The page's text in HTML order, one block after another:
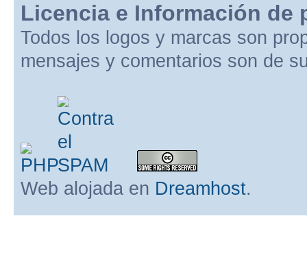
Licencia e Información de
Todos los logos y marcas son
mensajes y comentarios son de
Web alojada en Dreamhost.